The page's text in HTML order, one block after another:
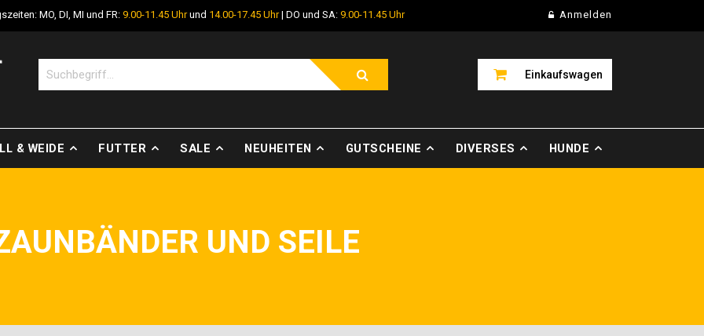
MO, DI, MI und FR: 9.00-11.45 Uhrund 14.00-17.45 Uhr| DO und SA: 9.00-11.45 Uhr Anmelden
Einkaufswagen
& WEIDE FUTTER SALE NEUHEITEN GUTSCHEINE DIVERSES HUNDE
UND SEILE